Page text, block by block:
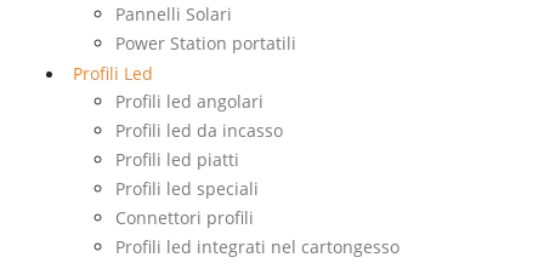
Pannelli Solari
Power Station portatili
Profili Led
Profili led angolari
Profili led da incasso
Profili led piatti
Profili led speciali
Connettori profili
Profili led integrati nel cartongesso